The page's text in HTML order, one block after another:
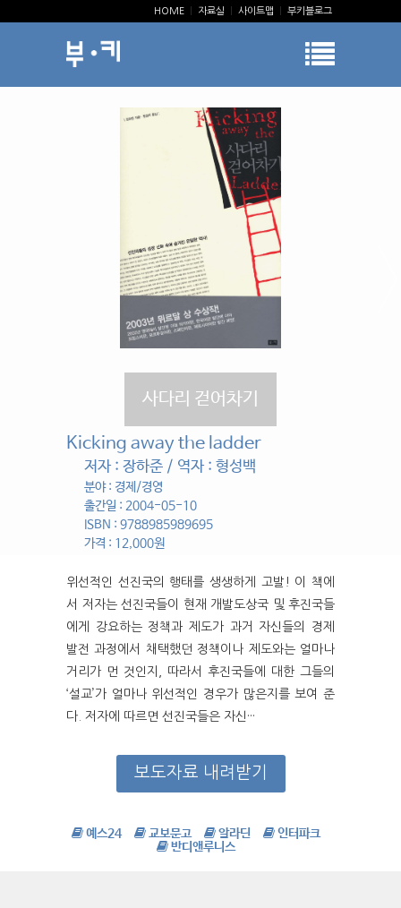
HOME 자료실 사이트맵 부키블로그
사다리 걷어차기
Kicking away the ladder
저자 : 장하준 / 역자 : 형성백
분야 : 경제/경영
출간일 : 2004-05-10
ISBN : 9788985989695
가격 : 12,000원
위선적인 선진국의 행태를 생생하게 고발! 이 책에
서 저자는 선진국들이 현재 개발도상국 및 후진국들
에게 강요하는 정책과 제도가 과거 자신들의 경제
발전 과정에서 채택했던 정책이나 제도와는 얼마나
거리가 먼 것인지, 따라서 후진국들에 대한 그들의
‘설교’가 얼마나 위선적인 경우가 많은지를 보여 준
다. 저자에 따르면 선진국들은 자신···
보도자료 내려받기
예스24 교보문고 알라딘
인터파크
반디앤루니스